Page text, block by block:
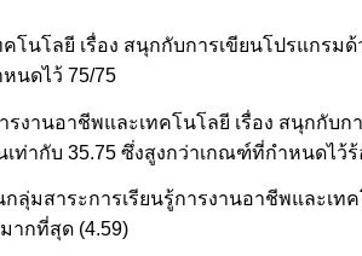
โนโลยี เรื่อง สนุกกับการเขียนโปรแกร
นดไว้ 75/75
รงานอาชีพและเทคโนโลยี เรื่อง สนุกกับ
ท่ากับ 35.75 ซึ่งสูงกว่าเกณฑ์ที่กำหนดไว้ร้
ลุ่มสาระการเรียนรู้การงานอาชีพและเท
ากที่สุด (4.59)